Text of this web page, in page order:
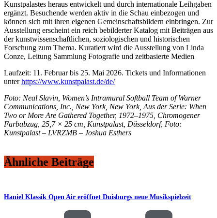
Kunstpalastes heraus entwickelt und durch internationale Leihgaben
ergänzt. Besuchende werden aktiv in die Schau einbezogen und
können sich mit ihren eigenen Gemeinschaftsbildern einbringen. Zur
Ausstellung erscheint ein reich bebilderter Katalog mit Beiträgen aus
der kunstwissenschaftlichen, soziologischen und historischen
Forschung zum Thema. Kuratiert wird die Ausstellung von Linda
Conze, Leitung Sammlung Fotografie und zeitbasierte Medien
Laufzeit: 11. Februar bis 25. Mai 2026. Tickets und Informationen
unterhttps://www.kunstpalast.de/de/
Foto: Neal Slavin, Women’s Intramural Softball Team of Warner
Communications, Inc., New York, New York, Aus der Serie: When
Two or More Are Gathered Together, 1972–1975, Chromogener
Farbabzug, 25,7 × 25 cm, Kunstpalast, Düsseldorf, Foto:
Kunstpalast – LVRZMB – Joshua Esthers
Ähnliche Beiträge
Haniel Klassik Open Air eröffnet Duisburgs neue Musikspielzeit